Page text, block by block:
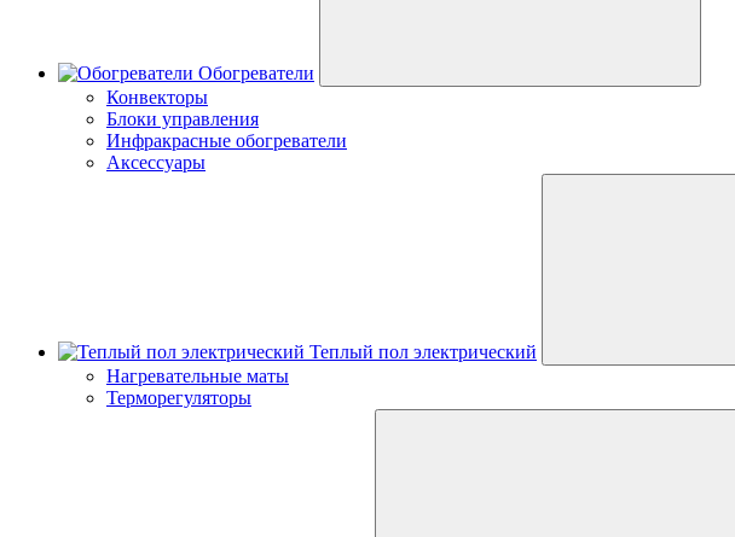
Обогреватели
Конвекторы
Блоки управления
Инфракрасные обогреватели
Аксессуары
Теплый пол электрический
Нагревательные маты
Терморегуляторы